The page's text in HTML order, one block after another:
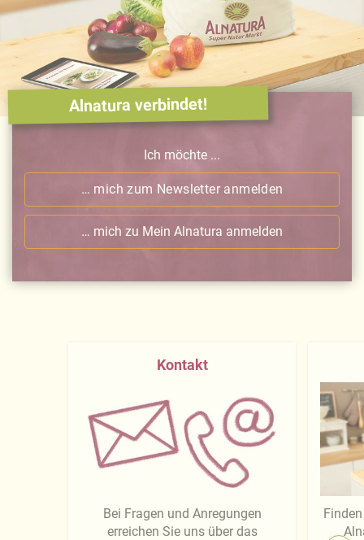
Alnatura verbindet!
Ich möchte ...
… mich zum Newsletter anmelden
… mich zu Mein Alnatura anmelden
Kontakt
Bei Fragen und Anregungen
erreichen Sie uns über das